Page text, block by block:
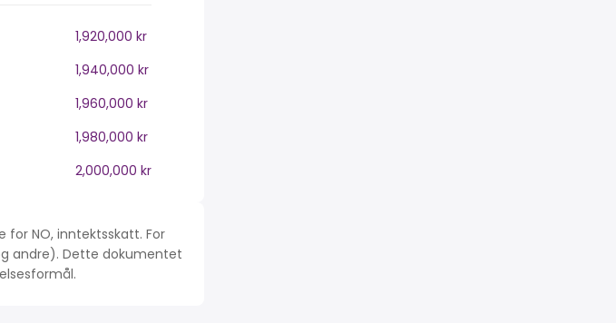
1,920,000 kr
1,940,000 kr
1,960,000 kr
1,980,000 kr
2,000,000 kr
for NO, inntektsskatt. For
andre). Dette dokumentet